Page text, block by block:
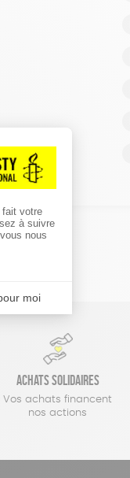
Achats solidaires
Vos achats financent
nos actions